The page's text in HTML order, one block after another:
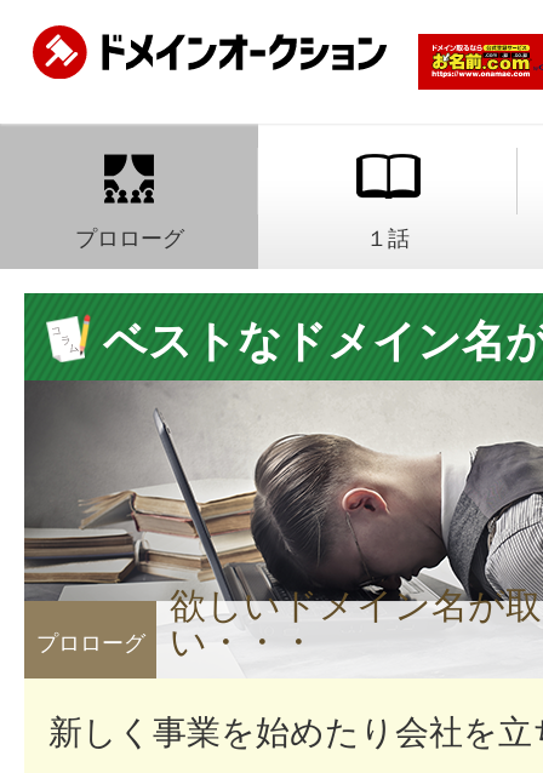
プロローグ １話
ベストなドメイン名
プロローグ
欲しいドメイン名が
い・・・
新しく事業を始めたり会社を